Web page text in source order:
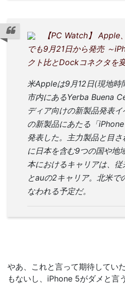
【PC Watch】
でも9月21日から発売 ～
クト比とDockコネクタを
米Appleは9月12日(現地時
市内にあるYerba Buena
ディア向けの新製品発表
の新製品にあたる「
発表した。主力製品と目
に日本を含む9つの国や地
本におけるキャリアは、
とauの2キャリア。北米で
なわれる予定だ。
やあ、これと言って期待してい
もないし、iPhone 5がダメと言